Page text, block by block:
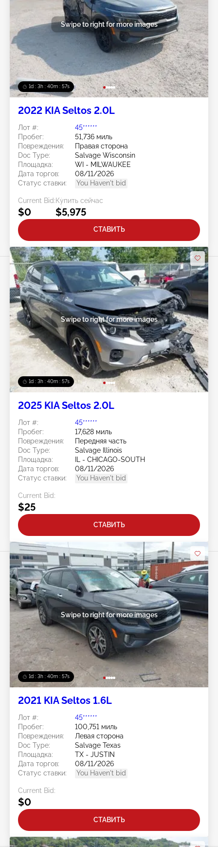
1d : 3h : 40m : 54s
Swipe to right for more images
2022 KIA Seltos 2.0L
Лот #:
45******
Пробег:
51,736 миль
Повреждения:
Правая сторона
Doc Type:
Salvage Wisconsin
Площадка:
WI - MILWAUKEE
Дата торгов:
08/11/2026
Статус ставки:
You Haven't bid
Current Bid:
$0
Купить сейчас
$5,975
СТАВИТЬ
1d : 3h : 40m : 54s
Swipe to right for more images
2025 KIA Seltos 2.0L
Лот #:
45******
Пробег:
17,628 миль
Повреждения:
Передняя часть
Doc Type:
Salvage Illinois
Площадка:
IL - CHICAGO-SOUTH
Дата торгов:
08/11/2026
Статус ставки:
You Haven't bid
Current Bid:
$25
СТАВИТЬ
1d : 3h : 40m : 54s
Swipe to right for more images
2021 KIA Seltos 1.6L
Лот #:
45******
Пробег:
100,751 миль
Повреждения:
Левая сторона
Doc Type:
Salvage Texas
Площадка:
TX - JUSTIN
Дата торгов:
08/11/2026
Статус ставки:
You Haven't bid
Current Bid:
$0
СТАВИТЬ